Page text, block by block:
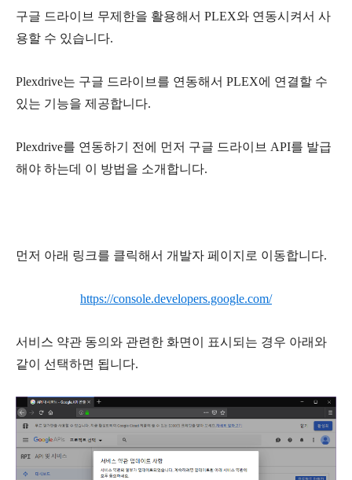
구글 드라이브 무제한을 활용해서 PLEX와 연동시켜서 사
용할 수 있습니다.
Plexdrive는 구글 드라이브를 연동해서 PLEX에 연결할 수
있는 기능을 제공합니다.
Plexdrive를 연동하기 전에 먼저 구글 드라이브 API를 발급
해야 하는데 이 방법을 소개합니다.
먼저 아래 링크를 클릭해서 개발자 페이지로 이동합니다.
https://console.developers.google.com/
서비스 약관 동의와 관련한 화면이 표시되는 경우 아래와
같이 선택하면 됩니다.